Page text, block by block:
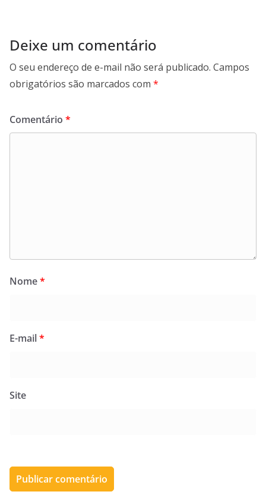
Deixe um comentário
O seu endereço de e-mail não será publicado. Campos
obrigatórios são marcados com *
Comentário *
Nome*
E-mail*
Site